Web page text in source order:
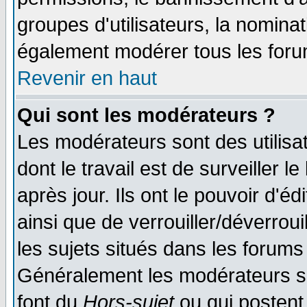
groupes d'utilisateurs, la
également modérer tous les
Revenir en haut
Qui sont les modérateurs ?
Les modérateurs sont des
dont le travail est de surveiller
après jour. Ils ont le pouvoir
ainsi que de verrouiller/
les sujets situés dans les
Généralement les modérateurs
font du Hors-sujetou qui